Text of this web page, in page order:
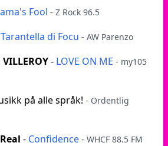
Fool - Z Rock 96.5
Tarantella di Focu - AW Parenzo
- LOVE ON ME - my105
på alle språk! - Ordentlig
- Confidence - WHCF 88.5 FM